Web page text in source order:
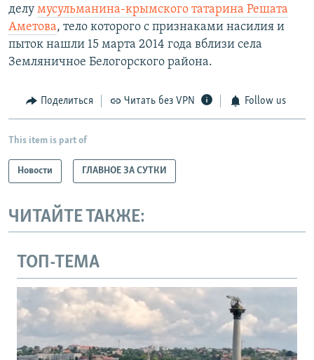
делу мусульманина-крымского татарина Решата
Аметова, тело которого с признаками насилия и
пыток нашли 15 марта 2014 года вблизи села
Земляничное Белогорского района.
Поделиться Читать без VPN Follow us
This item is part of
Новости ГЛАВНОЕ ЗА СУТКИ
ЧИТАЙТЕ ТАКЖЕ:
ТОП-ТЕМА